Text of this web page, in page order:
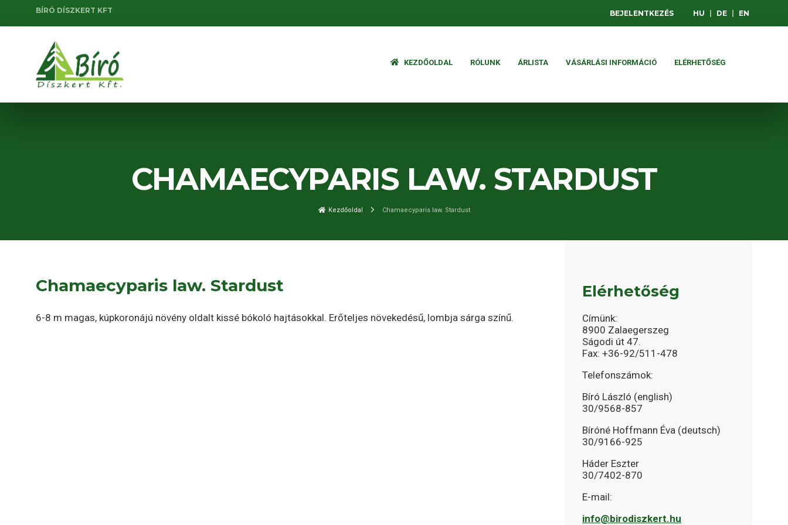
BÍRÓ DÍSZKERT KFT BEJELENTKEZÉS HU DE EN
KEZDŐOLDAL RÓLUNK ÁRLISTA VÁSÁRLÁSI INFORMÁCIÓ ELÉRHETŐSÉG
CHAMAECYPARIS LAW. STARDUST
Kezdőoldal Chamaecyparis law. Stardust
Chamaecyparis law. Stardust
6-8 m magas, kúpkoronájú növény oldalt kissé bókoló hajtásokkal. Erőteljes növekedésű, lombja sárga színű.
Elérhetőség
Címünk:
8900 Zalaegerszeg
Ságodi út 47.
Fax: +36-92/511-478
Telefonszámok:
Bíró László (english)
30/9568-857
Bíróné Hoffmann Éva (deutsch)
30/9166-925
Háder Eszter
30/7402-870
E-mail:
info@birodiszkert.hu